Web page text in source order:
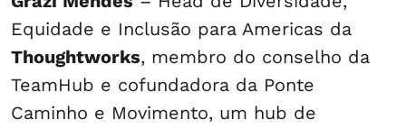
Equidade e Inclusão para Americas da
Thoughtworks, membro do conselho da
TeamHub e cofundadora da Ponte
Caminho e Movimento, um hub de